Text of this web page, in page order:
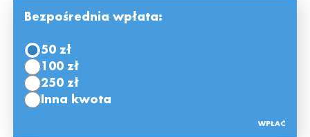
Bezpośrednia wpłata:
50 zł
100 zł
250 zł
Inna kwota